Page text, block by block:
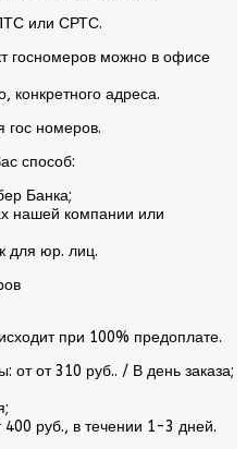
или СРТС.
госномеров можно в офисе
конкретного адреса.
гос номеров.
способ:
Банка;
нашей компании или
для юр. лиц.
при 100% предоплате.
от от 310 руб.. / В день заказа;
400 руб., в течении 1-3 дней.